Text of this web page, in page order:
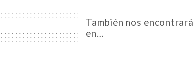
También nos encontrará
en…